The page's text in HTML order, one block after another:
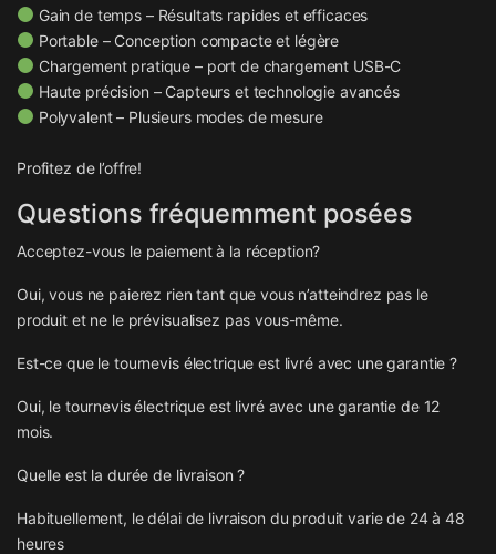
Gain de temps – Résultats rapides et efficaces
Portable – Conception compacte et légère
Chargement pratique – port de chargement USB-C
Haute précision – Capteurs et technologie avancés
Polyvalent – Plusieurs modes de mesure
Profitez de l’offre!
Questions fréquemment posées
Acceptez-vous le paiement à la réception?
Oui, vous ne paierez rien tant que vous n’atteindrez pas le
produit et ne le prévisualisez pas vous-même.
Est-ce que le tournevis électrique est livré avec une garantie ?
Oui, le tournevis électrique est livré avec une garantie de 12
mois.
Quelle est la durée de livraison ?
Habituellement, le délai de livraison du produit varie de 24 à 48
heures